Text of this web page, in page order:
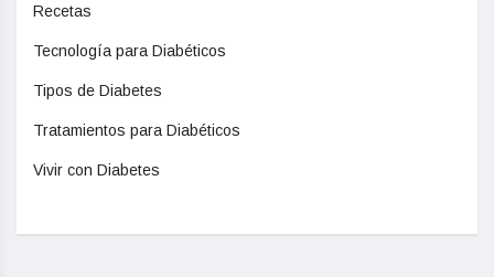
Recetas
Tecnología para Diabéticos
Tipos de Diabetes
Tratamientos para Diabéticos
Vivir con Diabetes